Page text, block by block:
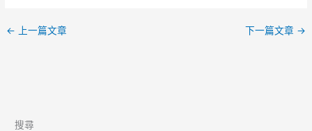
← 上一篇文章 下一篇文章 →
搜尋